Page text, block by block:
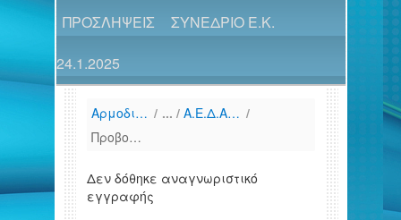
ΠΡΟΣΛΗΨΕΙΣ
ΣΥΝΕΔΡΙΟ Ε.Κ.
24.1.2025
Αρμοδιότητες / A.E.Δ.Α.Κ (Κατάλογος) /
Προβολή Στοιχείων Φορέα
Δεν δόθηκε αναγνωριστικό
εγγραφής